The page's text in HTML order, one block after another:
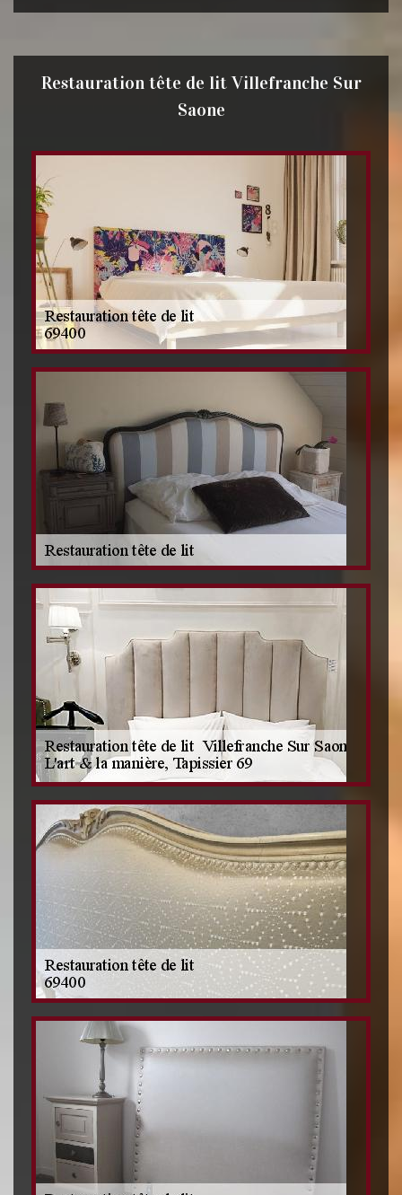
Restauration tête de lit Villefranche Sur
Saone